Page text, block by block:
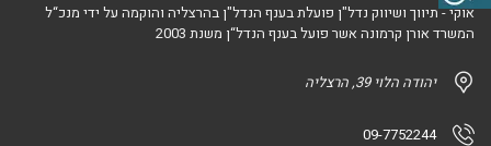
אוקי - תיווך ושיווק נדל"ן פועלת בענף הנדל"ן בהרצליה והוקמה על ידי מנכ“ל
המשרד אורן קרמונה אשר פועל בענף הנדל“ן משנת 2003
יהודה הלוי 39, הרצליה
09-7752244